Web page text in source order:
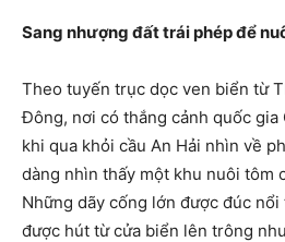
Sang nhượng đất trái phép để
Theo tuyến trục dọc ven biển từ
Đông, nơi có thắng cảnh quốc
khi qua khỏi cầu An Hải nhìn về
dàng nhìn thấy một khu nuôi tôm
Những dãy cống lớn được đúc
được hút từ cửa biển lên trông